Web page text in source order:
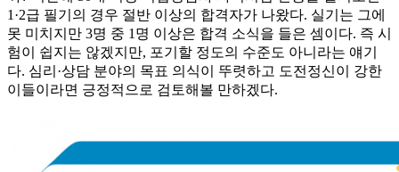
1·2급 필기의 경우 절반 이상의 합격자가 나왔다. 실기는 그에
못 미치지만 3명 중 1명 이상은 합격 소식을 들은 셈이다. 즉 시
험이 쉽지는 않겠지만, 포기할 정도의 수준도 아니라는 얘기
다. 심리·상담 분야의 목표 의식이 뚜렷하고 도전정신이 강한
이들이라면 긍정적으로 검토해볼 만하겠다.